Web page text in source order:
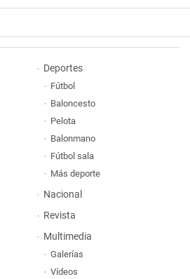
Deportes
Fútbol
Baloncesto
Pelota
Balonmano
Fútbol sala
Más deporte
Nacional
Revista
Multimedia
Galerías
Vídeos